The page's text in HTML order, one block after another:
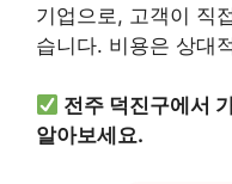
기업으로, 고객이 직
습니다. 비용은 상대
전주 덕진구에서
알아보세요.